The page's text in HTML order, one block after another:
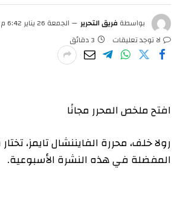
بواسطةفريق التحرير
الجمعة 26 يناير 6:42 م
لا توجد تعليقات
3 دقائق
افتح ملخص المحرر مجانًا
رولا خلف، محررة الفايننشال تايمز،
المفضلة في هذه النشرة الأسبوعية.